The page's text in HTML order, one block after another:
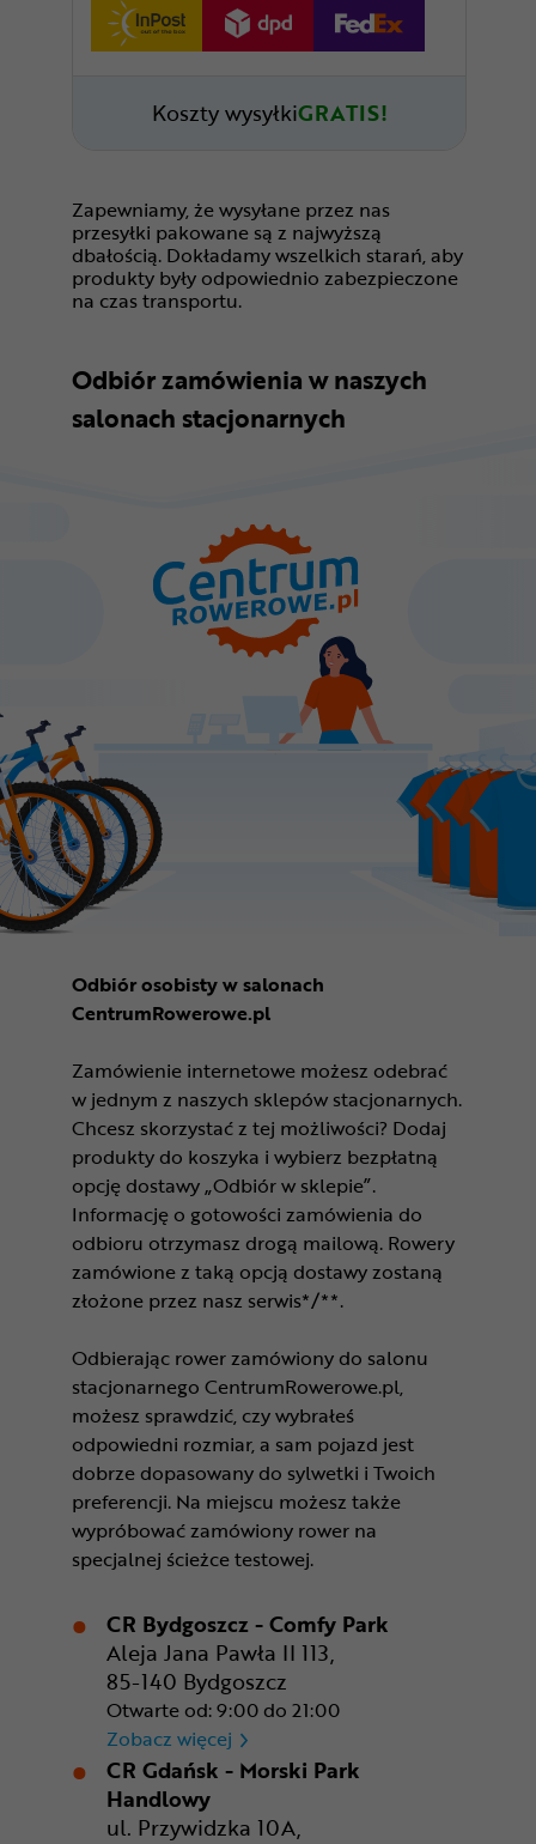
Koszty wysyłkiGRATIS!
Zapewniamy, że wysyłane przez nas
przesyłki pakowane są z najwyższą
dbałością. Dokładamy wszelkich starań, aby
produkty były odpowiednio zabezpieczone
na czas transportu.
Odbiór zamówienia w naszych
salonach stacjonarnych
Odbiór osobisty w salonach
CentrumRowerowe.pl
Zamówienie internetowe możesz odebrać
w jednym z naszych sklepów stacjonarnych.
Chcesz skorzystać z tej możliwości? Dodaj
produkty do koszyka i wybierz bezpłatną
opcję dostawy „Odbiór w sklepie”.
Informację o gotowości zamówienia do
odbioru otrzymasz drogą mailową. Rowery
zamówione z taką opcją dostawy zostaną
złożone przez nasz serwis*/**.
Odbierając rower zamówiony do salonu
stacjonarnego CentrumRowerowe.pl,
możesz sprawdzić, czy wybrałeś
odpowiedni rozmiar, a sam pojazd jest
dobrze dopasowany do sylwetki i Twoich
preferencji. Na miejscu możesz także
wypróbować zamówiony rower na
specjalnej ścieżce testowej.
CR Bydgoszcz - Comfy Park
Aleja Jana Pawła II 113,
85-140 Bydgoszcz
Otwarte od: 9:00 do 21:00
Zobacz więcej CR Bydgoszcz - Comfy Park
CR Gdańsk - Morski Park
Handlowy
ul. Przywidzka 10A,